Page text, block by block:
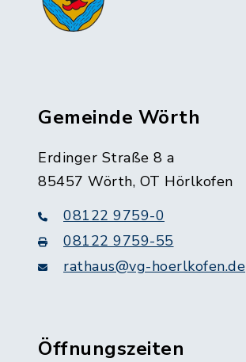
Gemeinde Wörth
Erdinger Straße 8 a
85457 Wörth, OT Hörlkofen
08122 9759-0
08122 9759-55
rathaus@vg-hoerlkofen.de
Öffnungszeiten